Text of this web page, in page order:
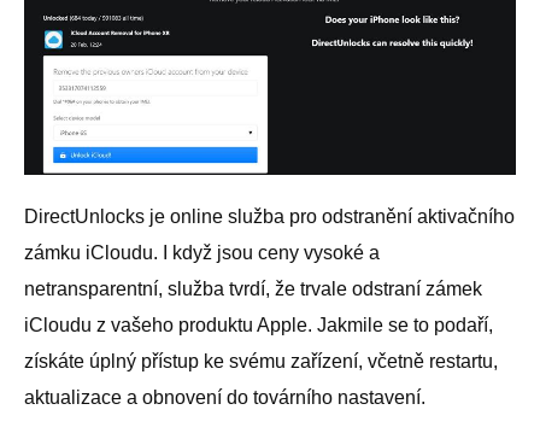
DirectUnlocks je online služba pro odstranění aktivačního
zámku iCloudu. I když jsou ceny vysoké a
netransparentní, služba tvrdí, že trvale odstraní zámek
iCloudu z vašeho produktu Apple. Jakmile se to podaří,
získáte úplný přístup ke svému zařízení, včetně restartu,
aktualizace a obnovení do továrního nastavení.